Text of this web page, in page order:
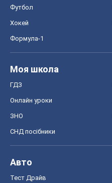
Футбол
Хокей
Формула-1
Моя школа
ГДЗ
Онлайн уроки
ЗНО
СНД посібники
Авто
Тест Драйв